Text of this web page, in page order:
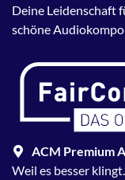
Deine Leidenschaft
schöne
ACM Premium
Weil es besser klingt…